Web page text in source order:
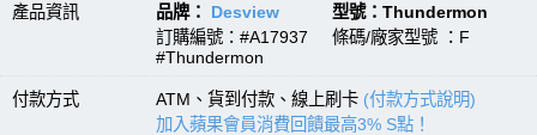
產品資訊 品牌： Desview 型號：Thundermon
訂購編號：#A17937 條碼/廠家型號 ：F
#Thundermon
付款方式 ATM、貨到付款、線上刷卡 (付款方式說明)
加入蘋果會員消費回饋最高3% S點！